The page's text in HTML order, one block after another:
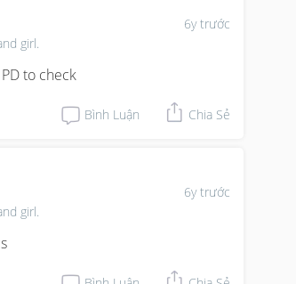
6y trước
girl.
to check
Bình Luận Chia Sẻ
6y trước
girl.